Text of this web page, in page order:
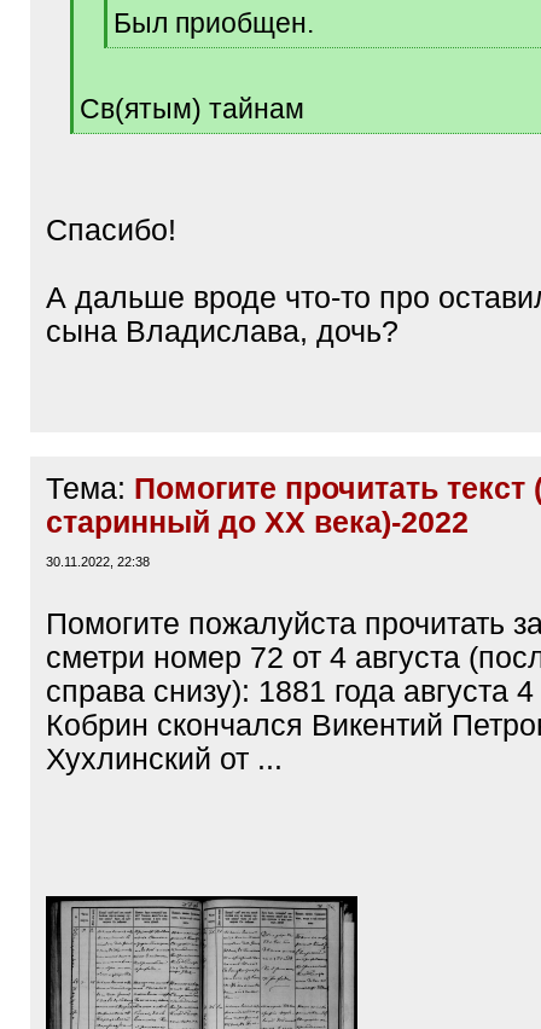
Был приобщен.
[
q
]
Св(ятым) тайнам
[
Спасибо!
А дальше вроде что-то про
сына Владислава, дочь?
Тема: Помогите прочитать текст
старинный до ХХ века)-2022
30.11.2022, 22:38
Помогите пожалуйста прочитать
сметри номер 72 от 4 августа
справа снизу): 1881 года августа 4
Кобрин скончался Викентий
Хухлинский от ...